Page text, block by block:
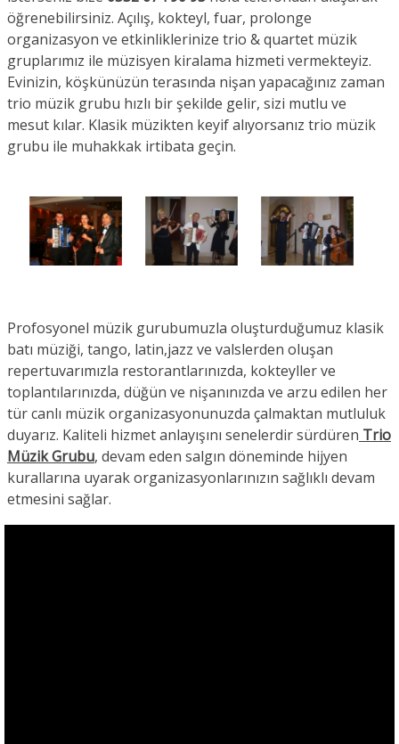
öğrenebilirsiniz. Açılış, kokteyl, fuar, prolonge
organizasyon ve etkinliklerinize trio & quartet müzik
gruplarımız ile müzisyen kiralama hizmeti vermekteyiz.
Evinizin, köşkünüzün terasında nişan yapacağınız zaman
trio müzik grubu hızlı bir şekilde gelir, sizi mutlu ve
mesut kılar. Klasik müzikten keyif alıyorsanız trio müzik
grubu ile muhakkak irtibata geçin.
Profosyonel müzik gurubumuzla oluşturduğumuz klasik
batı müziği, tango, latin,jazz ve valslerden oluşan
repertuvarımızla restorantlarınızda, kokteyller ve
toplantılarınızda, düğün ve nişanınızda ve arzu edilen her
tür canlı müzik organizasyonunuzda çalmaktan mutluluk
duyarız. Kaliteli hizmet anlayışını senelerdir sürdüren Trio
Müzik Grubu, devam eden salgın döneminde hijyen
kurallarına uyarak organizasyonlarınızın sağlıklı devam
etmesini sağlar.